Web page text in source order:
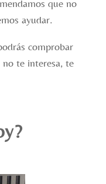
que no
ayudar.
comprobar
te interesa, te